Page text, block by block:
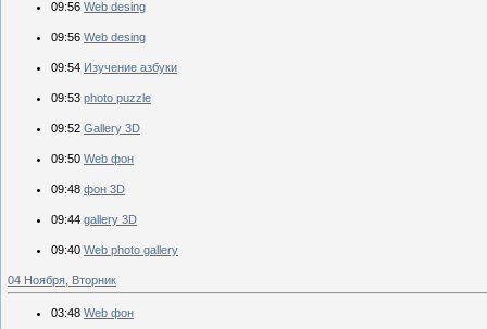
09:56 Web desing
09:56 Web desing
09:54 Изучение азбуки
09:53 photo puzzle
09:52 Gallery 3D
09:50 Web фон
09:48 фон 3D
09:44 gallery 3D
09:40 Web photo gallery
04 Ноября, Вторник
03:48 Web фон